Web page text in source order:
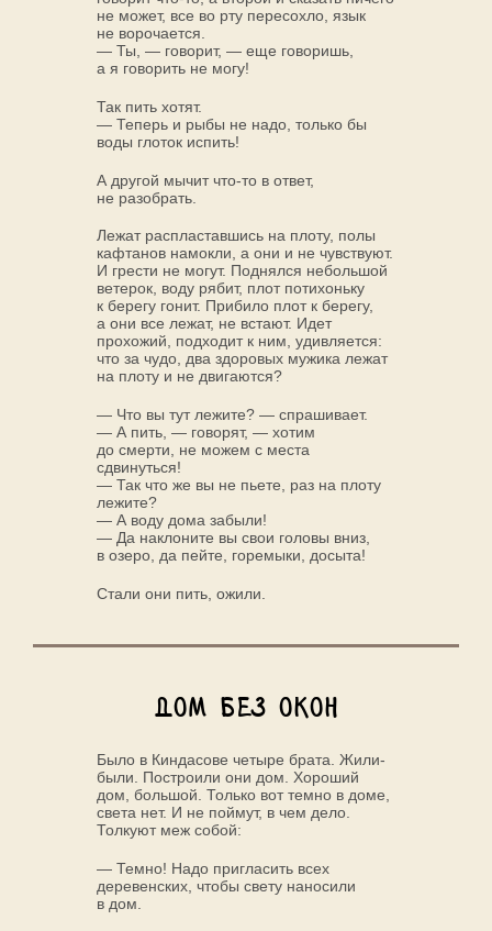
не может, все во рту пересохло, язык
не ворочается.
— Ты, — говорит, — еще говоришь,
а я говорить не могу!
Так пить хотят.
— Теперь и рыбы не надо, только бы
воды глоток испить!
А другой мычит что-то в ответ,
не разобрать.
Лежат распластавшись на плоту, полы
кафтанов намокли, а они и не чувствуют.
И грести не могут. Поднялся небольшой
ветерок, воду рябит, плот потихоньку
к берегу гонит. Прибило плот к берегу,
а они все лежат, не встают. Идет
прохожий, подходит к ним, удивляется:
что за чудо, два здоровых мужика лежат
на плоту и не двигаются?
— Что вы тут лежите? — спрашивает.
— А пить, — говорят, — хотим
до смерти, не можем с места
сдвинуться!
— Так что же вы не пьете, раз на плоту
лежите?
— А воду дома забыли!
— Да наклоните вы свои головы вниз,
в озеро, да пейте, горемыки, досыта!
Стали они пить, ожили.
Дом без окон
Было в Киндасове четыре брата. Жили-
были. Построили они дом. Хороший
дом, большой. Только вот темно в доме,
света нет. И не поймут, в чем дело.
Толкуют меж собой:
— Темно! Надо пригласить всех
деревенских, чтобы свету наносили
в дом.